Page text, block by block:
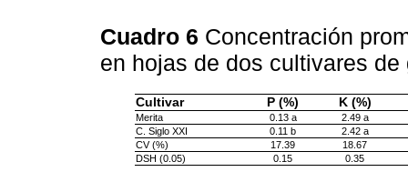
Cuadro 6 Concentración
en hojas de dos cultivares
Cultivar P (%) K (%)
Merita 0.13 a
2.49 a
C. Siglo XXI
0.11 b
2.42 a
CV (%)
17.39
18.67
DSH (0.05)
0.15 0.35